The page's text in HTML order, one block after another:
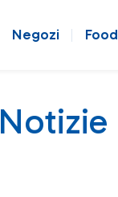
Negozi Food
Notizie